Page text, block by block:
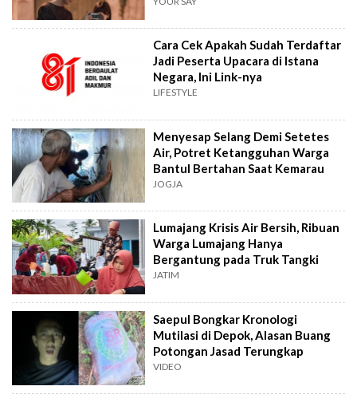
Cara Cek Apakah Sudah Terdaftar
Jadi Peserta Upacara di Istana
Negara, Ini Link-nya
LIFESTYLE
Menyesap Selang Demi Setetes
Air, Potret Ketangguhan Warga
Bantul Bertahan Saat Kemarau
JOGJA
Lumajang Krisis Air Bersih, Ribuan
Warga Lumajang Hanya
Bergantung pada Truk Tangki
JATIM
Saepul Bongkar Kronologi
Mutilasi di Depok, Alasan Buang
Potongan Jasad Terungkap
VIDEO